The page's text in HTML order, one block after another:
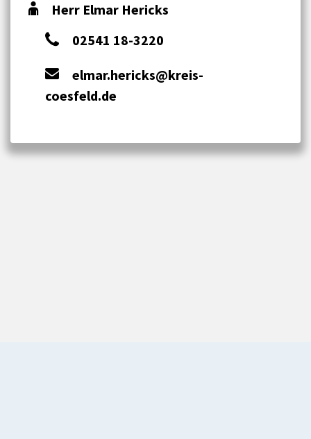
Herr Elmar Hericks
02541 18-3220
elmar.hericks@kreis-
coesfeld.de